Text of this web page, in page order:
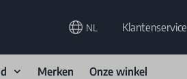
NL Klantenservice
Merken Onze winkel